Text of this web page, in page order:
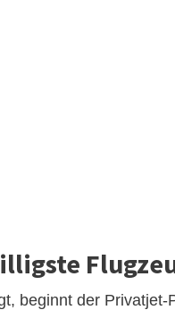
beginnt der